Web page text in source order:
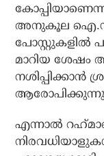
അനുകൂല
പോസ്റ്റുകളില്‍
മാറിയ ശേഷം
നശിപ്പിക്കാന്‍
എന്നാല്‍